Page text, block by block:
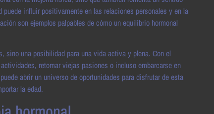
influir positivamente en las relaciones personales y en la
son ejemplos palpables de cómo un equilibrio hormonal
sino una posibilidad para una vida activa y plena. Con el
retomar viejas pasiones o incluso embarcarse en
abrir un universo de oportunidades para disfrutar de esta
la edad.